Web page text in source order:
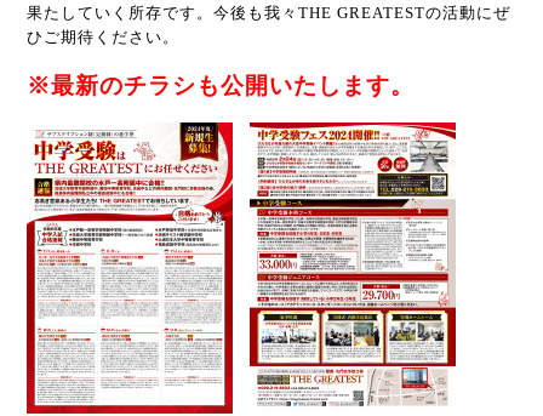
果たしていく所存です。今後も我々 THE GREATESTの活動にぜ
ひご期待ください。
※最新のチラシも公開いたします。